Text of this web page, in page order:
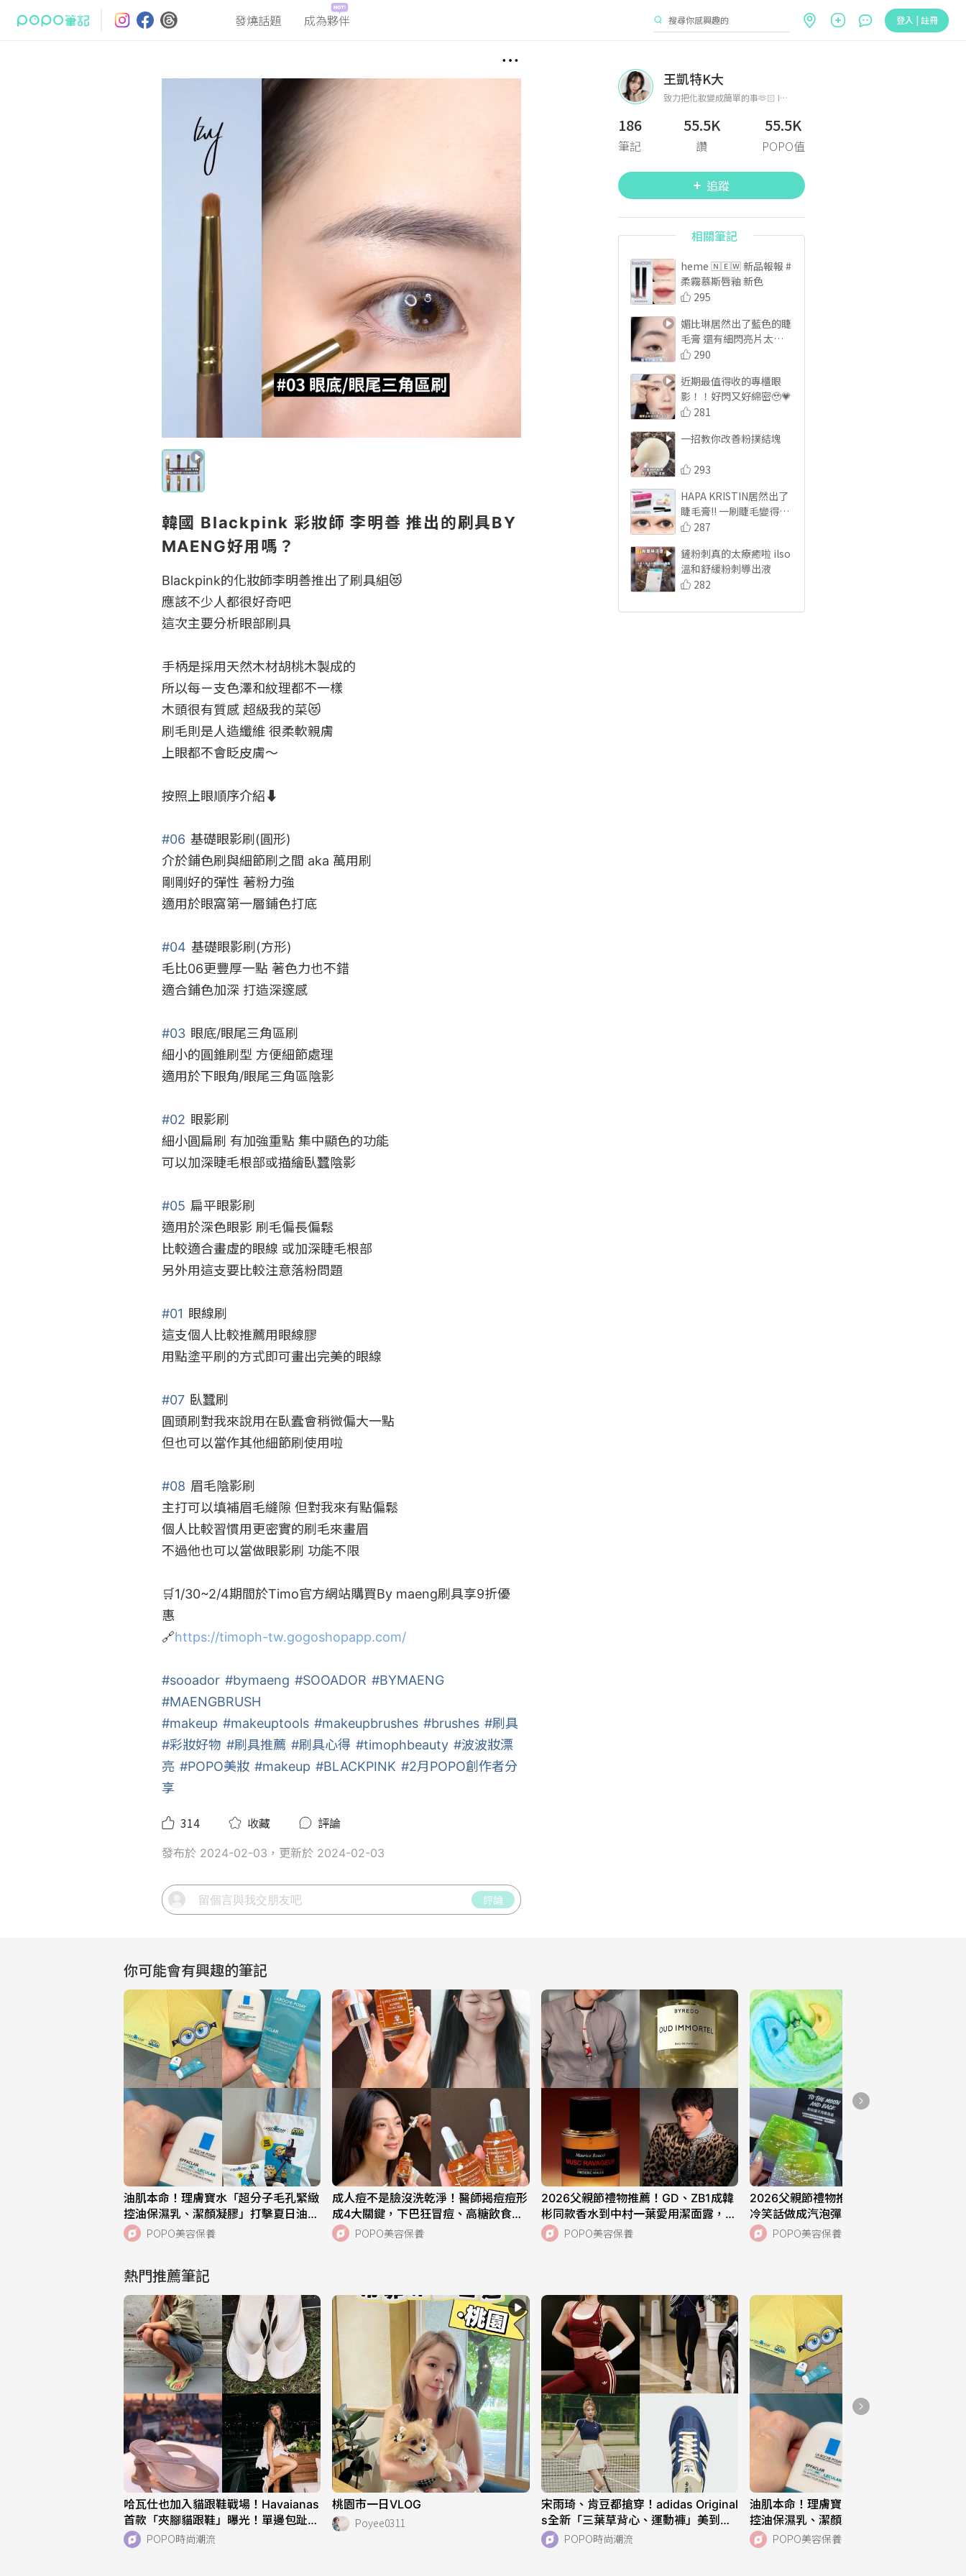
發燒話題 成為夥伴 登入 | 註冊
韓國 Blackpink 彩妝師 李明善 推出的刷具BY
MAENG好用嗎？
Blackpink的化妝師李明善推出了刷具組😻
應該不少人都很好奇吧
這次主要分析眼部刷具
手柄是採用天然木材胡桃木製成的
所以每ㄧ支色澤和紋理都不一樣
木頭很有質感 超級我的菜😻
刷毛則是人造纖維 很柔軟親膚
上眼都不會眨皮膚～
按照上眼順序介紹⬇️
#06 基礎眼影刷(圓形)
介於鋪色刷與細節刷之間 aka 萬用刷
剛剛好的彈性 著粉力強
適用於眼窩第一層鋪色打底
#04 基礎眼影刷(方形)
毛比06更豐厚一點 著色力也不錯
適合鋪色加深 打造深邃感
#03 眼底/眼尾三角區刷
細小的圓錐刷型 方便細節處理
適用於下眼角/眼尾三角區陰影
#02 眼影刷
細小圓扁刷 有加強重點 集中顯色的功能
可以加深睫毛根部或描繪臥蠶陰影
#05 扁平眼影刷
適用於深色眼影 刷毛偏長偏鬆
比較適合畫虛的眼線 或加深睫毛根部
另外用這支要比較注意落粉問題
#01 眼線刷
這支個人比較推薦用眼線膠
用點塗平刷的方式即可畫出完美的眼線
#07 臥蠶刷
圓頭刷對我來說用在臥蠹會稍微偏大一點
但也可以當作其他細節刷使用啦
#08 眉毛陰影刷
主打可以填補眉毛縫隙 但對我來有點偏鬆
個人比較習慣用更密實的刷毛來畫眉
不過他也可以當做眼影刷 功能不限
🛒1/30~2/4期間於Timo官方網站購買By maeng刷具享9折優
惠
🔗https://timoph-tw.gogoshopapp.com/
#sooador #bymaeng #SOOADOR #BYMAENG
#MAENGBRUSH
#makeup #makeuptools #makeupbrushes #brushes #刷具
#彩妝好物 #刷具推薦 #刷具心得 #timophbeauty #波波妝漂
亮 #POPO美妝 #makeup #BLACKPINK #2月POPO創作者分
享
314 收藏 評論
發布於 2024-02-03，更新於 2024-02-03
評論
王凱特K大
致力把化妝變成簡單的事🫶🏻 IG:kate0410_
186
筆記
55.5K
讚
55.5K
POPO值
追蹤
相關筆記
heme 🄽🄴🅆 新品報報 #
柔霧慕斯唇釉 新色
295
媚比琳居然出了藍色的睫
毛膏 還有細閃亮片太美
啦🌌290
近期最值得收的專櫃眼
影！！好閃又好綿密🥹💗
281
一招教你改善粉撲結塊
293
HAPA KRISTIN居然出了
睫毛膏!! 一刷睫毛變得超
纖長287
鏟粉刺真的太療癒啦 ilso
溫和舒緩粉刺導出液
282
不挑唇況的唇彩 MAC#超
你可能會有興趣的筆記
油肌本命！理膚寶水「超分子毛孔緊緻
控油保濕乳、潔顏凝膠」打擊夏日油痘
危機，跨界聯名《小小兵與大怪獸》超
萌周邊快來收藏！
POPO美容保養
成人痘不是臉沒洗乾淨！醫師揭痘痘形
成4大關鍵，下巴狂冒痘、高糖飲食都
中，SISLEY植物極淨抗痘煥采精露、
一次搞定痘肌！
POPO美容保養
2026父親節禮物推薦！GD、ZB1成韓
彬同款香水到中村一葉愛用潔面露，新
光三越大推電鬍刀最高回饋7%！
POPO美容保養
2026父親節禮物推薦！LUSH把爸爸
冷笑話做成汽泡彈，檸檬沐浴露、煙燻
鬍鬚油帥到想全包！
POPO美容保養
熱門推薦筆記
哈瓦仕也加入貓跟鞋戰場！Havaianas
首款「夾腳貓跟鞋」曝光！單邊包趾超
好看、一亮相就爆紅！
POPO時尚潮流
桃園市一日VLOG
Poyee0311
宋雨琦、肯豆都搶穿！adidas Original
s全新「三葉草背心、運動褲」美到想
天天穿！直接當日常穿也超適合！
POPO時尚潮流
油肌本命！理膚寶水「超分子毛孔緊緻
控油保濕乳、潔顏凝膠」打擊夏日油痘
危機，跨界聯名《小小兵與大怪獸》超
萌周邊快來收藏！
POPO美容保養